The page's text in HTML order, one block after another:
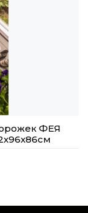
ФЕЯ